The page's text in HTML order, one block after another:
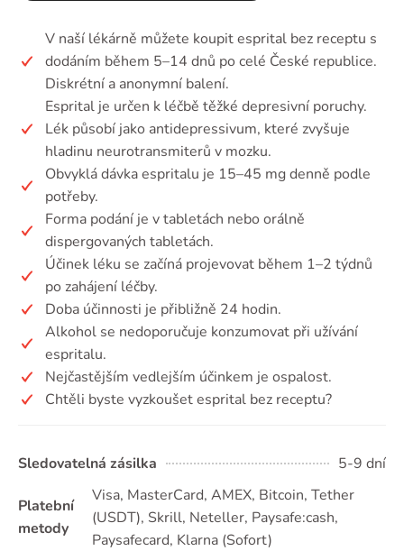
V naší lékárně můžete koupit esprital bez receptu s
dodáním během 5–14 dnů po celé České republice.
Diskrétní a anonymní balení.
Esprital je určen k léčbě těžké depresivní poruchy.
Lék působí jako antidepressivum, které zvyšuje
hladinu neurotransmiterů v mozku.
Obvyklá dávka espritalu je 15–45 mg denně podle
potřeby.
Forma podání je v tabletách nebo orálně
dispergovaných tabletách.
Účinek léku se začíná projevovat během 1–2 týdnů
po zahájení léčby.
Doba účinnosti je přibližně 24 hodin.
Alkohol se nedoporučuje konzumovat při užívání
espritalu.
Nejčastějším vedlejším účinkem je ospalost.
Chtěli byste vyzkoušet esprital bez receptu?
Sledovatelná zásilka 5-9 dní
Platební
metody
Visa, MasterCard, AMEX, Bitcoin, Tether
(USDТ), Skrill, Neteller, Paysafe:cash,
Paysafecard, Klarna (Sofort)